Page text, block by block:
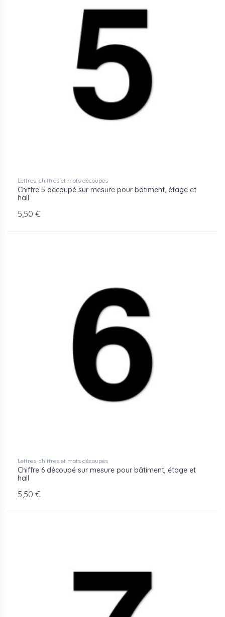
Lettres, chiffres et mots découpés
Chiffre 5 découpé sur mesure pour bâtiment, étage et
hall
5,50 €
Lettres, chiffres et mots découpés
Chiffre 6 découpé sur mesure pour bâtiment, étage et
hall
5,50 €